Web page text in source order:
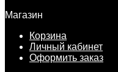
Магазин
Корзина
Личный кабинет
Оформить заказ